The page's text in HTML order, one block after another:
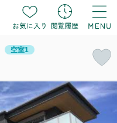
空室1